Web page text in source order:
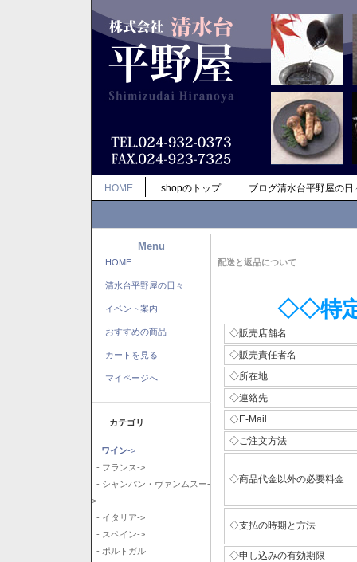
HOME shopのトップ ブログ清水台平野屋の日
Menu
HOME
清水台平野屋の日々
イベント案内
おすすめの商品
カートを見る
マイページへ
カテゴリ
ワイン->
- フランス->
- シャンパン・ヴァンムスー-
>
- イタリア->
- スペイン->
- ポルトガル
配送と返品について
◇◇特
◇販売店舗名
◇販売責任者名
◇所在地
◇連絡先
◇E-Mail
◇ご注文方法
◇商品代金以外の必要料金
◇支払の時期と方法
◇申し込みの有効期限